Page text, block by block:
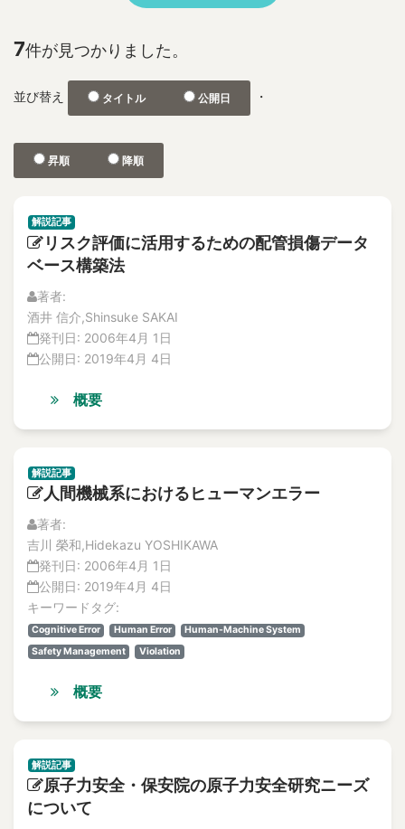
3-D depth acquisition
304SS 316LSS Austenitic Steel
360-degree camera
3D nonlinear FEM
3D photographic measurement
3D shape test object
3DAP
a concrete wall
A through hole for passing piping
A-FNS
Abnormal heat
Abnormal phenomena
Abnormal situation
Abnormality diagnosis
above the ceiling
Absolute Risk Achievement Worth
ABWR
ac
ac excitation
AC Magnetization Method
academic-industry partnership
accelerated life test
accelerated life testing
解説記事
No.1
No.2
論文
Vol.21
No.3
論文
解説記事
論文
解説記事
特集記事
論文
No. 4
論文
特集記事
No. 3
論文
解説記事
特集記事
No. 2
解説記事
特集記事
Vol.19
7件が見つかりました。
並び替え タイトル 公開日 ・
昇順 降順
解説記事
リスク評価に活用するための配管損傷データ
ベース構築法
著者:
酒井 信介,Shinsuke SAKAI
発刊日: 2006年4月 1日
公開日: 2019年4月 4日
概要
解説記事
人間機械系におけるヒューマンエラー
著者:
吉川 榮和,Hidekazu YOSHIKAWA
発刊日: 2006年4月 1日
公開日: 2019年4月 4日
キーワードタグ:
Cognitive Error Human Error
Human-Machine System
Safety Management
Violation
概要
解説記事
原子力安全・保安院の原子力安全研究ニーズ
について